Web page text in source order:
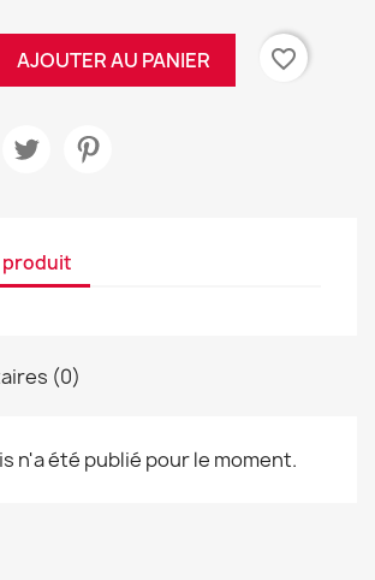
AJOUTER AU PANIER favorite_border
produit
(0)
n'a été publié pour le moment.